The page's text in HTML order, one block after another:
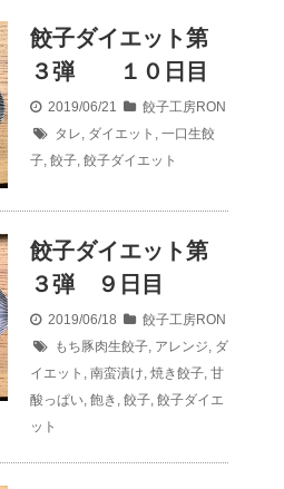
餃子ダイエット第
３弾 １０日目
2019/06/21
餃子工房RON
タレ ダイエット
一口生餃
子 餃子 餃子ダイエット
餃子ダイエット第
３弾 ９日目
2019/06/18
餃子工房RON
もち豚肉生餃子 アレンジ ダ
イエット
南蛮漬け 焼き餃子 甘
酸っぱい 飽き 餃子 餃子ダイエ
ット